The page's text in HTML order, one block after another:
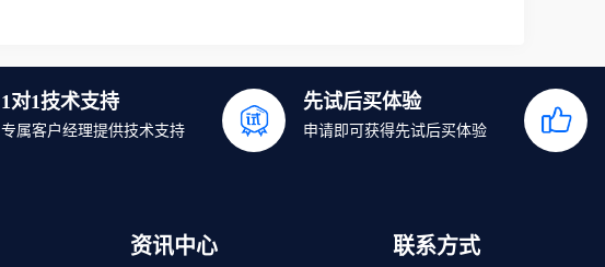
1对1技术支持
专属客户经理提供技术支持
先试后买体验
申请即可获得先试后买体验
资讯中心 联系方式